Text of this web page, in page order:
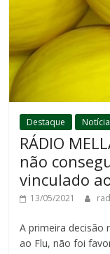
Destaque
RÁDIO
não
vinculado
13/05/2021
A primeira decisão
ao Flu, não foi